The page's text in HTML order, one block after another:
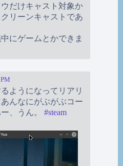
だけキャスト対象か
リーンキャストであ
にゲームとかできま
ようになってリアリ
んなにがぶがぶコー
、うん。 #steam